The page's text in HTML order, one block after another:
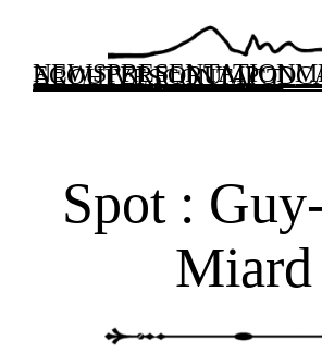
contenu
NEWSPRESENTATION
ECOUTERFORUM
ARCHIVESCONTACT
Spot :
Miard